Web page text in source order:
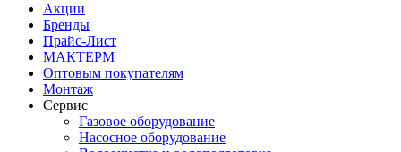
Акции
Бренды
Прайс-Лист
МАКТЕРМ
Оптовым покупателям
Монтаж
Сервис
Газовое оборудование
Насосное оборудование